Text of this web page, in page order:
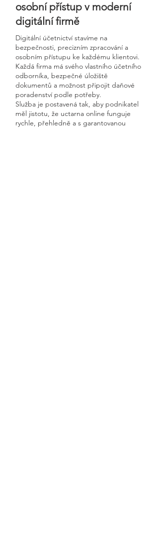
osobní přístup v moderní
digitální firmě
Digitální účetnictví stavíme na
bezpečnosti, precizním zpracování a
osobním přístupu ke každému klientovi.
Každá firma má svého vlastního účetního
odborníka, bezpečné úložiště
dokumentů a možnost připojit daňové
poradenství podle potřeby.
Služba je postavená tak, aby podnikatel
měl jistotu, že uctarna online funguje
rychle, přehledně a s garantovanou